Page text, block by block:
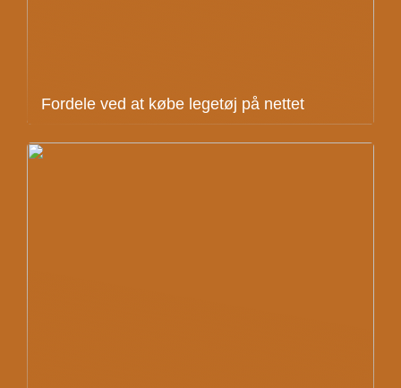
Fordele ved at købe legetøj på nettet